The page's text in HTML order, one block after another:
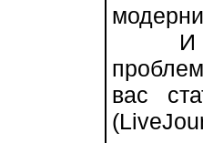
И
вас